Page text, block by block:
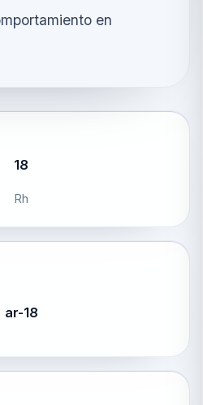
en
18
Rh
ar-18